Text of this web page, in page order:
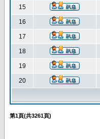
15
16
17
18
19
20
第1頁(共3261頁)